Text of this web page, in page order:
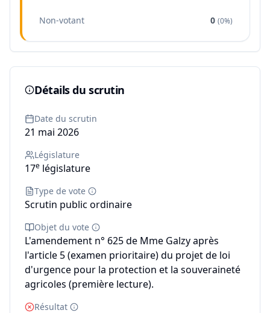
Non-votant 0 (0%)
Détails du scrutin
Date du scrutin
21 mai 2026
Législature
17e législature
Type de vote
Scrutin public ordinaire
Objet du vote
L'amendement n° 625 de Mme Galzy après
l'article 5 (examen prioritaire) du projet de loi
d'urgence pour la protection et la souveraineté
agricoles (première lecture).
Résultat